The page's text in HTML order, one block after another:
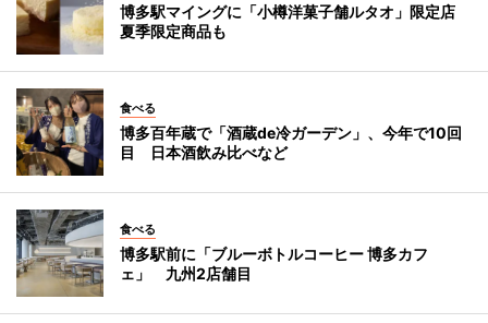
博多駅マイングに「小樽洋菓子舗ルタオ」限定店
夏季限定商品も
食べる
博多百年蔵で「酒蔵de冷ガーデン」、今年で10回
目 日本酒飲み比べなど
食べる
博多駅前に「ブルーボトルコーヒー 博多カフ
ェ」 九州2店舗目